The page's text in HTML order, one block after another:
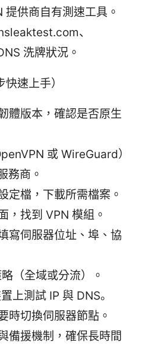
供商自有測速工具。
、
洗牌狀況。
速上手）
體版本，確認是否原生
或 WireGuard）
務商。
定檔，下載所需檔案。
，找到 VPN 模組。
寫伺服器位址、埠、協
（全域或分流）。
上測試 IP 與 DNS。
時切換伺服器節點。
備援機制，確保長時間